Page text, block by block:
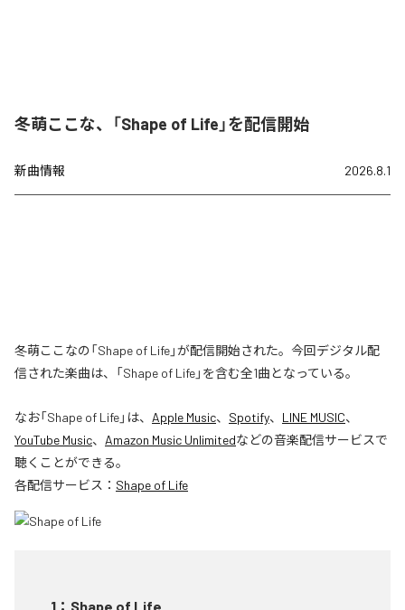
冬萌ここな、「Shape of Life」を配信開始
新曲情報 2026.8.1
冬萌ここなの「Shape of Life」が配信開始された。今回デジタル配
信された楽曲は、「Shape of Life」を含む全1曲となっている。
なお「Shape of Life」は、 Apple Music、 Spotify、 LINE MUSIC、
YouTube Music、 Amazon Music Unlimitedなどの音楽配信サービスで
聴くことができる。
各配信サービス： Shape of Life
1 ： Shape of Life